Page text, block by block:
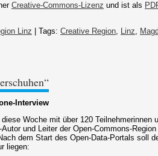
Creative-Commons-Lizenz und ist als
Linz | Tags: Creative Region, Linz,
Interview
diese Woche mit über 120 Teilnehmerinnen
und Leiter der Open-Commons-
dem Start des Open-Data-Portals soll
liegen: